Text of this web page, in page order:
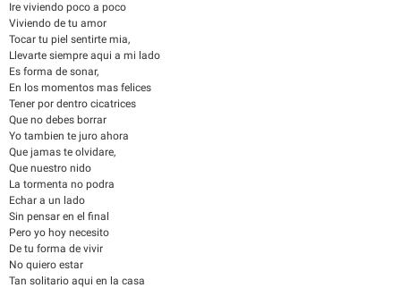
Ire viviendo poco a poco
Viviendo de tu amor
Tocar tu piel sentirte mia,
Llevarte siempre aqui a mi lado
Es forma de sonar,
En los momentos mas felices
Tener por dentro cicatrices
Que no debes borrar
Yo tambien te juro ahora
Que jamas te olvidare,
Que nuestro nido
La tormenta no podra
Echar a un lado
Sin pensar en el final
Pero yo hoy necesito
De tu forma de vivir
No quiero estar
Tan solitario aqui en la casa